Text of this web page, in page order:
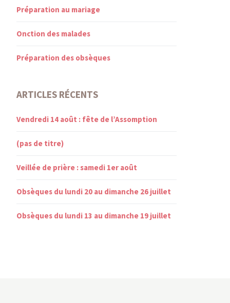
Préparation au mariage
Onction des malades
Préparation des obsèques
ARTICLES RÉCENTS
Vendredi 14 août : fête de l’Assomption
(pas de titre)
Veillée de prière : samedi 1er août
Obsèques du lundi 20 au dimanche 26 juillet
Obsèques du lundi 13 au dimanche 19 juillet